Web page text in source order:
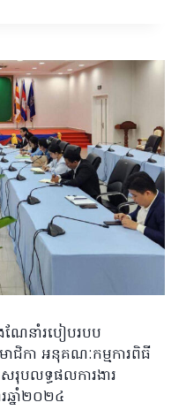
ណែនាំរបៀបរបប
ជិកា អនុគណៈកម្មការពិធី
រុបលទ្ធផលការងារ
នាំ២០២៤